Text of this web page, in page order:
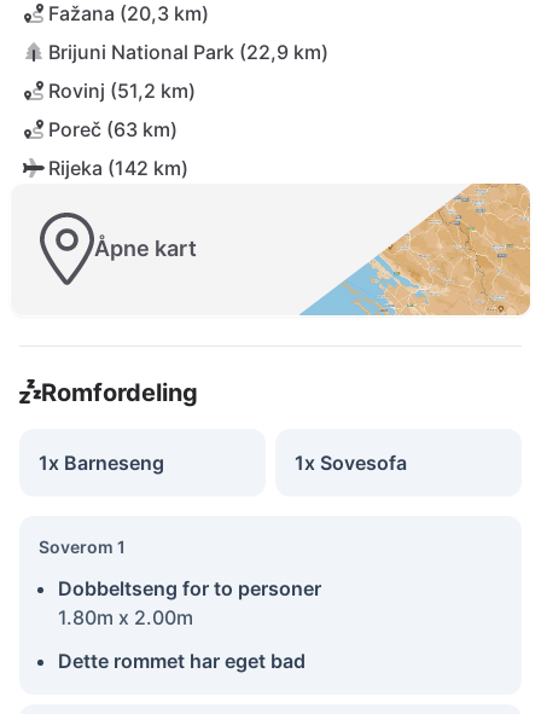
Fažana (20,3 km)
Brijuni National Park (22,9 km)
Rovinj (51,2 km)
Poreč (63 km)
Rijeka (142 km)
Åpne kart
Romfordeling
1x Barneseng 1x Sovesofa
Soverom 1
Dobbeltseng for to personer
1.80m x 2.00m
Dette rommet har eget bad